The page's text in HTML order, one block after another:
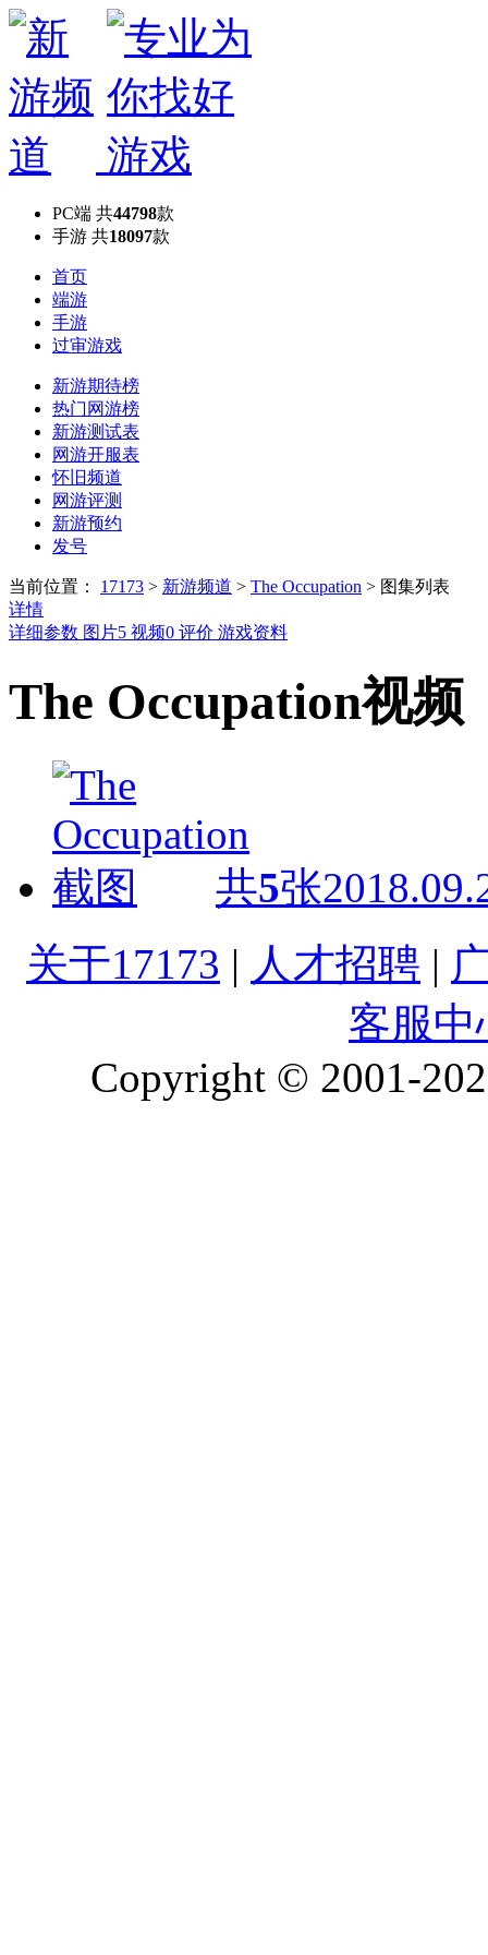
PC端 共44798款
手游 共18097款
首页
端游
手游
过审游戏
新游期待榜
热门网游榜
新游测试表
网游开服表
怀旧频道
网游评测
新游预约
发号
当前位置： 17173 > 新游频道 > The Occupation > 图集列表
详情
详细参数 图片5 视频0 评价 游戏资料
The Occupation视频
共5张
关于17173 | 人才招聘 |
客服中
Copyright © 2001-